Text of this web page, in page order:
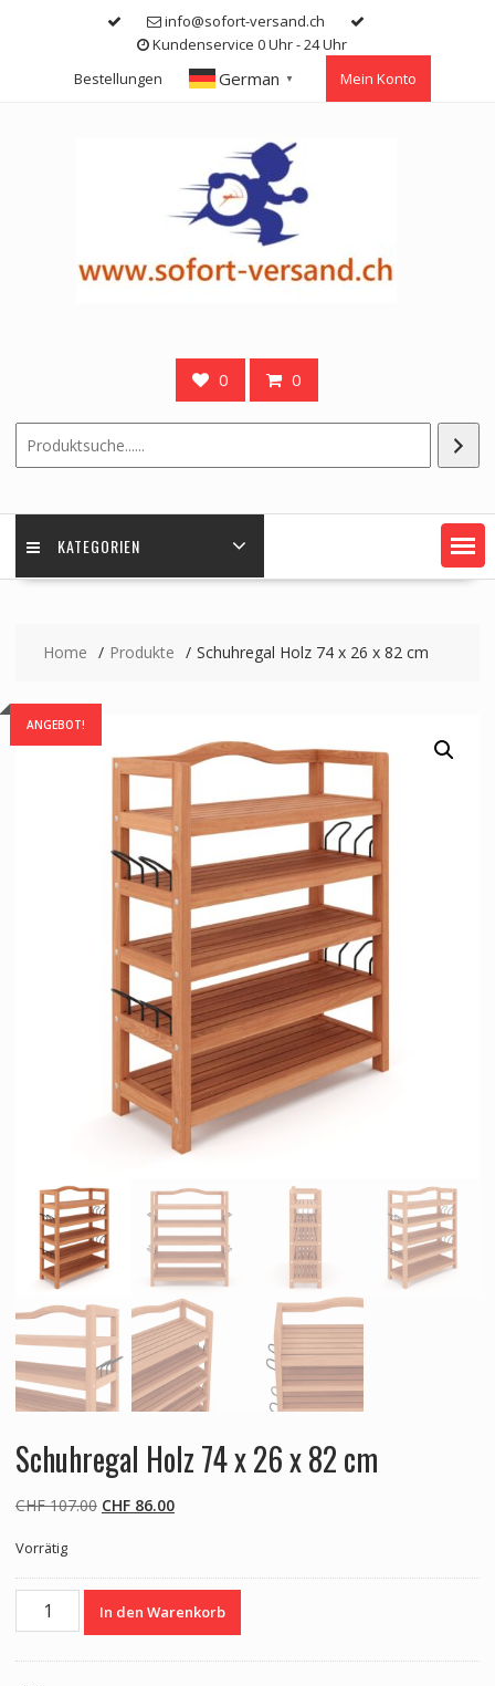
info@sofort-versand.ch
Kundenservice 0 Uhr - 24 Uhr
Bestellungen
German ▼ Mein Konto
0 0
KATEGORIEN
Home Produkte Schuhregal Holz 74 x 26 x 82 cm
ANGEBOT!
Schuhregal Holz 74 x 26 x 82 cm
CHF107.00 Ursprünglicher
CHF 107.00
CHF86.00Aktueller
CHF 86.00.
Vorrätig
Schuhregal
In den Warenkorb